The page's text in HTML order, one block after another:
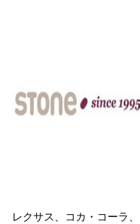
レクサス、コカ・コーラ